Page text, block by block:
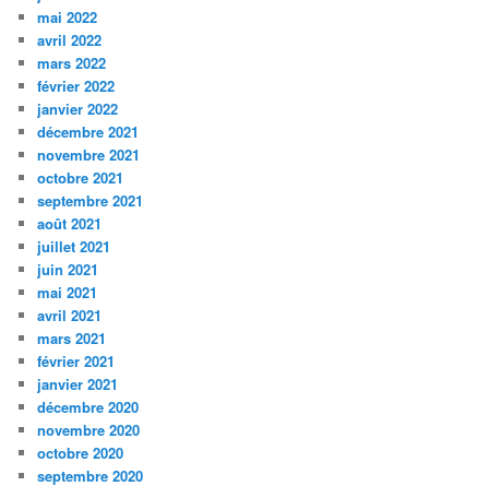
mai 2022
avril 2022
mars 2022
février 2022
janvier 2022
décembre 2021
novembre 2021
octobre 2021
septembre 2021
août 2021
juillet 2021
juin 2021
mai 2021
avril 2021
mars 2021
février 2021
janvier 2021
décembre 2020
novembre 2020
octobre 2020
septembre 2020